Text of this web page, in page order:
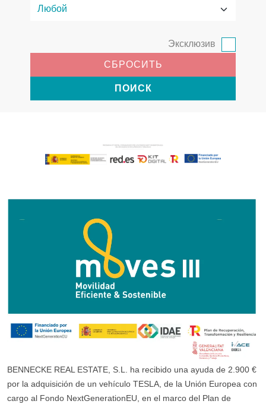
Эксклюзив
СБРОСИТЬ
ПОИСК
BENNECKE REAL ESTATE, S.L. ha recibido una ayuda de 2.900 €
por la adquisición de un vehículo TESLA, de la Unión Europea con
cargo al Fondo NextGenerationEU, en el marco del Plan de